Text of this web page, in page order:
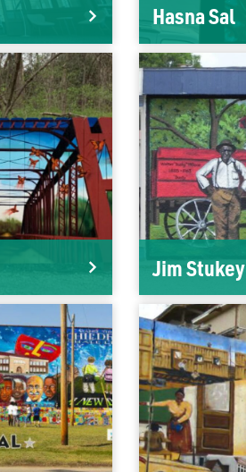
Hasna Sal
Jim Stukey